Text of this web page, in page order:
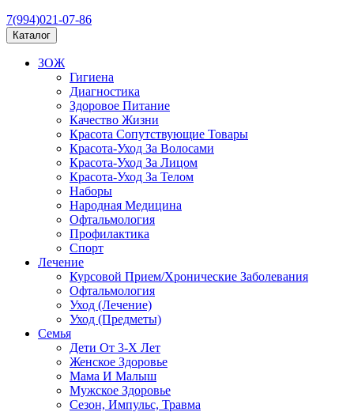
7(994)021-07-86
Каталог
ЗОЖ
Гигиена
Диагностика
Здоровое Питание
Качество Жизни
Красота Сопутствующие Товары
Красота-Уход За Волосами
Красота-Уход За Лицом
Красота-Уход За Телом
Наборы
Народная Медицина
Офтальмология
Профилактика
Спорт
Лечение
Курсовой Прием/Хронические Заболевания
Офтальмология
Уход (Лечение)
Уход (Предметы)
Семья
Дети От 3-Х Лет
Женское Здоровье
Мама И Малыш
Мужское Здоровье
Сезон, Импульс, Травма